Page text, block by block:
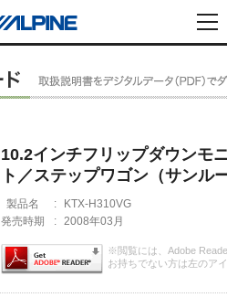
10.2インチフリップダウンモ
ト／ステップワゴン（サンル
製品名 :
KTX-H310VG
発売時期
: 2008年03月
※閲覧には、Adobe
お持ちでない方は左のア